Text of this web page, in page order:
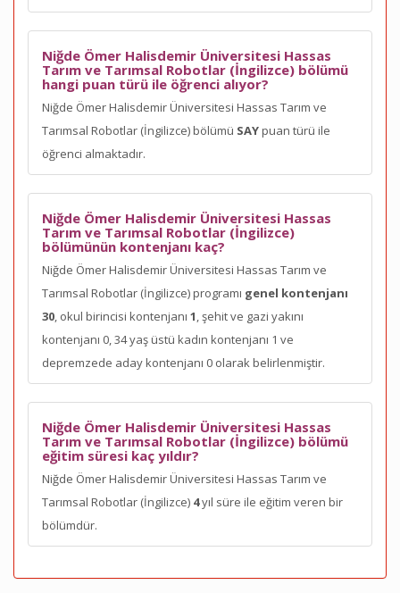
Niğde Ömer Halisdemir Üniversitesi Hassas
Tarım ve Tarımsal Robotlar (İngilizce) bölümü
hangi puan türü ile öğrenci alıyor?
Niğde Ömer Halisdemir Üniversitesi Hassas Tarım ve
Tarımsal Robotlar (İngilizce) bölümü SAYpuan türü ile
öğrenci almaktadır.
Niğde Ömer Halisdemir Üniversitesi Hassas
Tarım ve Tarımsal Robotlar (İngilizce)
bölümünün kontenjanı kaç?
Niğde Ömer Halisdemir Üniversitesi Hassas Tarım ve
Tarımsal Robotlar (İngilizce) programı genel kontenjanı
30, okul birincisi kontenjanı 1, şehit ve gazi yakını
kontenjanı 0, 34 yaş üstü kadın kontenjanı 1 ve
depremzede aday kontenjanı 0 olarak belirlenmiştir.
Niğde Ömer Halisdemir Üniversitesi Hassas
Tarım ve Tarımsal Robotlar (İngilizce) bölümü
eğitim süresi kaç yıldır?
Niğde Ömer Halisdemir Üniversitesi Hassas Tarım ve
Tarımsal Robotlar (İngilizce) 4yıl süre ile eğitim veren bir
bölümdür.